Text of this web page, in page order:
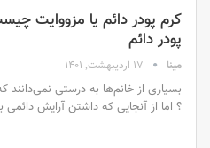
کرم پودر دائم یا مزووایت
پودر دائم
مینا 17 اردیبهشت, 1401
بسیاری از خانم‌ها به درستی نمی‌‌دانند
؟ اما از آنجایی که داشتن آرایش دائمی